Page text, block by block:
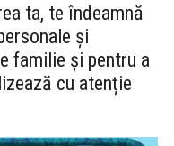
ta, te îndeamnă
și
familie și pentru a
cu atenție